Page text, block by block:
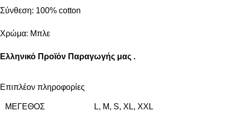
Σύνθεση: 100% cotton
Χρώμα: Μπλε
Ελληνικό Προϊόν Παραγωγής μας .
Επιπλέον πληροφορίες
ΜΈΓΕΘΟΣ L, M, S, XL, XXL